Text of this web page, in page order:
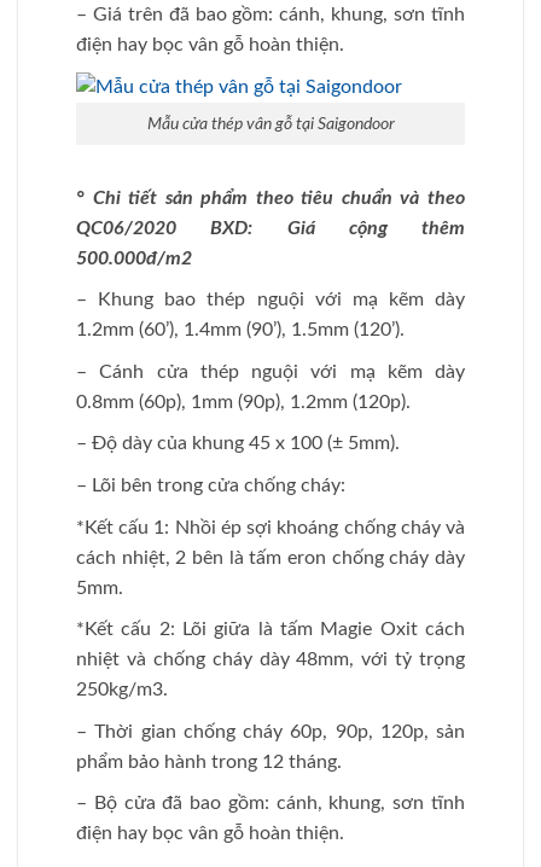
– Giá trên đã bao gồm: cánh, khung, sơn tĩnh
điện hay bọc vân gỗ hoàn thiện.
Mẫu cửa thép vân gỗ tại Saigondoor
° Chi tiết sản phẩm theo tiêu chuẩn và theo
QC06/2020 BXD: Giá cộng thêm
500.000đ/m2
– Khung bao thép nguội với mạ kẽm dày
1.2mm (60’), 1.4mm (90’), 1.5mm (120’).
– Cánh cửa thép nguội với mạ kẽm dày
0.8mm (60p), 1mm (90p), 1.2mm (120p).
– Độ dày của khung 45 x 100 (± 5mm).
– Lõi bên trong cửa chống cháy:
*Kết cấu 1: Nhồi ép sợi khoáng chống cháy và
cách nhiệt, 2 bên là tấm eron chống cháy dày
5mm.
*Kết cấu 2: Lõi giữa là tấm Magie Oxit cách
nhiệt và chống cháy dày 48mm, với tỷ trọng
250kg/m3.
– Thời gian chống cháy 60p, 90p, 120p, sản
phẩm bảo hành trong 12 tháng.
– Bộ cửa đã bao gồm: cánh, khung, sơn tĩnh
điện hay bọc vân gỗ hoàn thiện.